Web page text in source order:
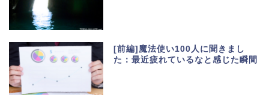
[前編]魔法使い100人に聞きまし
た：最近疲れているなと感じた瞬間